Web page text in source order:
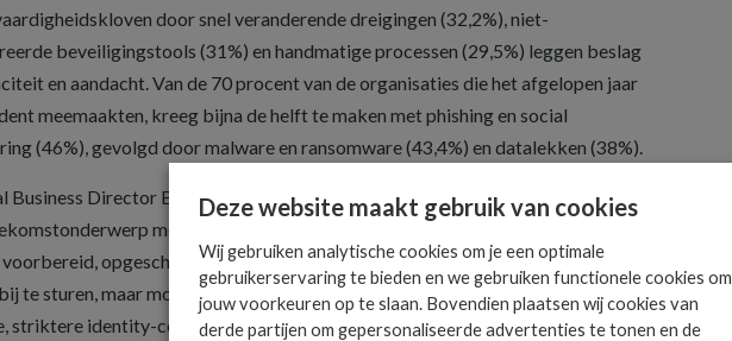
door snel veranderende dreigingen (32,2%), niet-
beveiligingstools (31%) en handmatige processen (29,5%) leggen beslag
en aandacht. Van de 70 procent van de organisaties die het afgelopen jaar
meemaakten, kreeg bijna de helft te maken met phishing en social
(46%), gevolgd door malware en ransomware (43,4%) en datalekken (38%).
Business Director Benelux Sabarishwaran Jay van ManageEngine stelt dat AI
meer is, maar nu al de manier verandert waarop aanvallen
opgeschaald en aangepast. Organisaties hebben volgens Jay nog
te sturen, maar moeten daarvoor inzetten op meer zichtbaarheid, snellere
striktere identity-controls en betere voorbereiding op opkomende dreigingen.
Deze website maakt gebruik van cookies
Wij gebruiken analytische cookies om je een optimale
gebruikerservaring te bieden en we gebruiken functionele cookies om
jouw voorkeuren op te slaan. Bovendien plaatsen wij cookies van
derde partijen om gepersonaliseerde advertenties te tonen en de